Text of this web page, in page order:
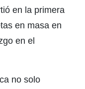
en la primera
en masa en
en el
no solo